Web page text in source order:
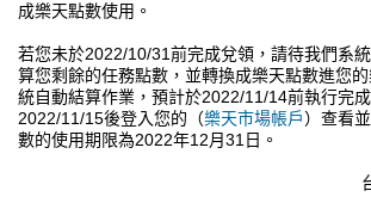
成樂天點數使用。
若您未於2022/10/31前完成兌領，請待我們系
算您剩餘的任務點數，並轉換成樂天點數進您
統自動結算作業，預計於2022/11/14前執行完
2022/11/15後登入您的（樂天市場帳戶）查看
數的使用期限為2022年12月31日。